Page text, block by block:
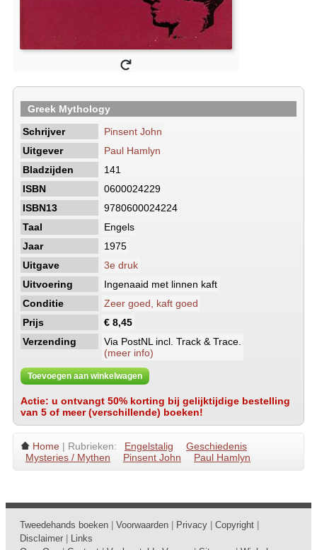
Greek Mythology
Schrijver
Pinsent John
Uitgever
Paul Hamlyn
Bladzijden
141
ISBN
0600024229
ISBN13
9780600024224
Taal
Engels
Jaar
1975
Uitgave
3e druk
Uitvoering
Ingenaaid met linnen kaft
Conditie
Zeer goed, kaft goed
Prijs
€ 8,45
Verzending
Via PostNL incl. Track & Trace.
(meer info)
Toevoegen aan winkelwagen
Actie: u ontvangt 50% korting bij gelijktijdige bestelling
van 5 of meer (verschillende) boeken!
Home | Rubrieken: Engelstalig
Geschiedenis
Mysteries / Mythen
Pinsent John Paul Hamlyn
Tweedehands boeken Voorwaarden Privacy Copyright
Disclaimer
Links